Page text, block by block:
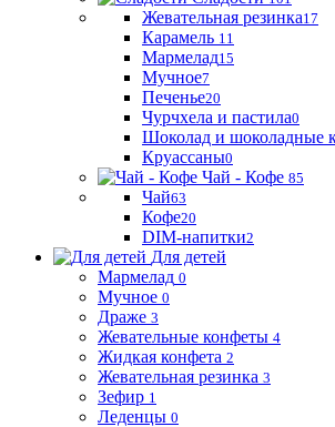
Жевательная резинка17
Карамель 11
Мармелад15
Мучное7
Печенье20
Чурчхела и пастила0
Шоколад и шоколадные
Круассаны0
Чай - Кофе 85
Чай63
Кофе20
DIM-напитки2
Для детей
Мармелад 0
Мучное 0
Драже 3
Жевательные конфеты 4
Жидкая конфета 2
Жевательная резинка 3
Зефир 1
Леденцы 0